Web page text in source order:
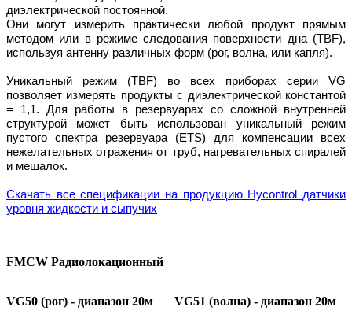
диэлектрической постоянной.
Они могут измерить практически любой продукт прямым
методом или в режиме следования поверхности дна (TBF),
используя антенну различных форм (рог, волна, или капля).
Уникальный режим (TBF) во всех приборах серии VG
позволяет измерять продукты с диэлектрической константой
= 1,1. Для работы в резервуарах со сложной внутренней
структурой может быть использован уникальный режим
пустого спектра резервуара (ETS) для компенсации всех
нежелательных отражения от труб, нагревательных спиралей
и мешалок.
Скачать все спецификации на продукцию Hycontrol датчики
уровня жидкости и сыпучих
FMCW Радиолокационный
VG50 (рог) - диапазон 20м VG51 (волна) - диапазон 20м